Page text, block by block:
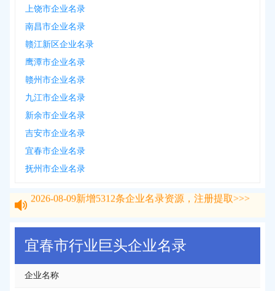
上饶市企业名录
南昌市企业名录
赣江新区企业名录
鹰潭市企业名录
赣州市企业名录
九江市企业名录
新余市企业名录
吉安市企业名录
宜春市企业名录
抚州市企业名录
宜春市行业巨头企业名录
企业名称